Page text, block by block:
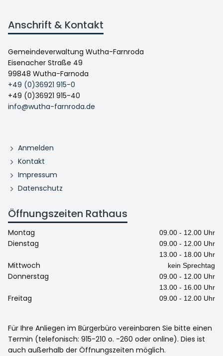
Anschrift & Kontakt
Gemeindeverwaltung Wutha-Farnroda
Eisenacher Straße 49
99848 Wutha-Farnoda
+49 (0)36921 915-0
+49 (0)36921 915-40
info@wutha-farnroda.de
Anmelden
Kontakt
Impressum
Datenschutz
Öffnungszeiten Rathaus
Montag 09.00 - 12.00 Uhr
Dienstag
09.00 - 12.00 Uhr
13.00 - 18.00 Uhr
Mittwoch kein Sprechtag
Donnerstag
09.00 - 12.00 Uhr
13.00 - 16.00 Uhr
Freitag 09.00 - 12.00 Uhr
Für Ihre Anliegen im Bürgerbüro vereinbaren Sie bitte einen
Termin (telefonisch: 915-210 o. -260 oder online). Dies ist
auch außerhalb der Öffnungszeiten möglich.